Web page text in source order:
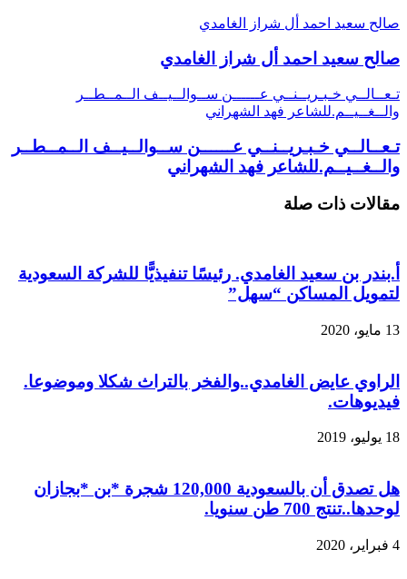
صالح سعيد احمد أل شراز الغامدي
صالح سعيد احمد أل شراز الغامدي
تـعــالــي خـبـريــنــي عــــــن ســوالــيــف الــمــطــر
والــغــيــم.للشاعر فهد الشهراني
تـعــالــي خـبـريــنــي عــــــن ســوالــيــف الــمــطــر
والــغــيــم.للشاعر فهد الشهراني
مقالات ذات صلة
أ.بندر بن سعيد الغامدي. رئيسًا تنفيذيًّا للشركة السعودية
لتمويل المساكن “سهل”
13 مايو، 2020
الراوي عايض الغامدي..والفخر بالتراث شكلا وموضوعا.
فيديوهات.
18 يوليو، 2019
هل تصدق أن بالسعودية 120,000 شجرة *بن *بجازان
لوحدها..تنتج 700 طن سنويا.
4 فبراير، 2020